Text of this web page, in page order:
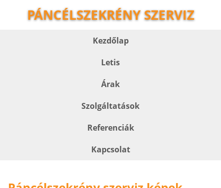
PÁNCÉLSZEKRÉNY SZERVIZ
Kezdőlap
Letis
Árak
Szolgáltatások
Referenciák
Kapcsolat